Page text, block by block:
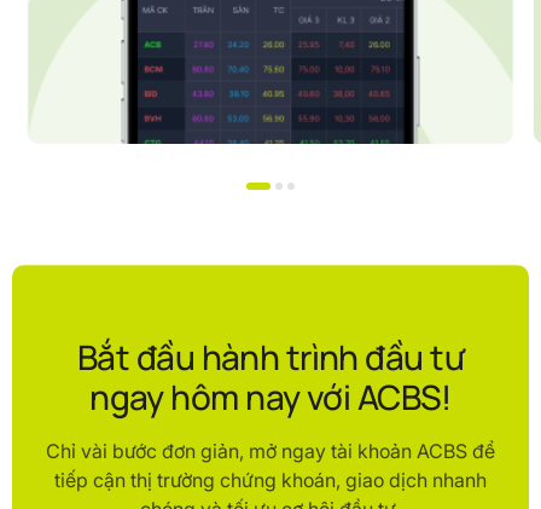
Bắt đầu hành trình đầu tư
ngay hôm nay với ACBS!
Chỉ vài bước đơn giản, mở ngay tài khoản ACBS để
tiếp cận thị trường chứng khoán, giao dịch nhanh